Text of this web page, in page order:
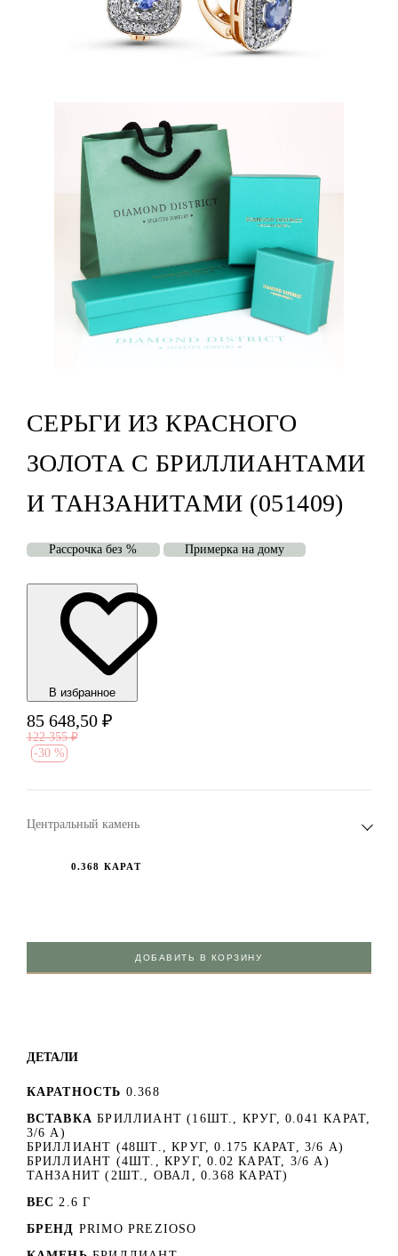
СЕРЬГИ ИЗ КРАСНОГО
ЗОЛОТА С БРИЛЛИАНТАМИ
И ТАНЗАНИТАМИ (051409)
Рассрочка без % Примерка на дому
В избранноe
85 648,50 ₽
122 355 ₽
-30 %
Центральный камень
0.368 КАРАТ
ДОБАВИТЬ В КОРЗИНУ
ДЕТАЛИ
КАРАТНОСТЬ 0.368
ВСТАВКА БРИЛЛИАНТ (16ШТ., КРУГ, 0.041 КАРАТ,
3/6 А)
БРИЛЛИАНТ (48ШТ., КРУГ, 0.175 КАРАТ, 3/6 А)
БРИЛЛИАНТ (4ШТ., КРУГ, 0.02 КАРАТ, 3/6 А)
ТАНЗАНИТ (2ШТ., ОВАЛ, 0.368 КАРАТ)
ВЕС 2.6 Г
БРЕНД PRIMO PREZIOSO